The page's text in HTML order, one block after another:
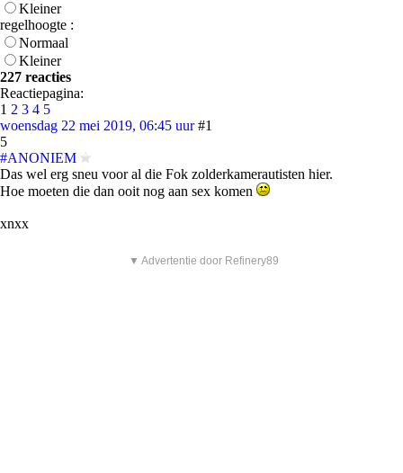
Kleiner
regelhoogte :
Normaal
Kleiner
227 reacties
Reactiepagina:
1 2 3 4 5
woensdag 22 mei 2019, 06:45 uur #1
5
#ANONIEM
Das wel erg sneu voor al die Fok zolderkamerautisten hier.
Hoe moeten die dan ooit nog aan sex komen
xnxx
▼ Advertentie door Refinery89